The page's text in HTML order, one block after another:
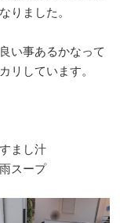
りました。
い事あるかなって
リしています。
まし汁
スープ